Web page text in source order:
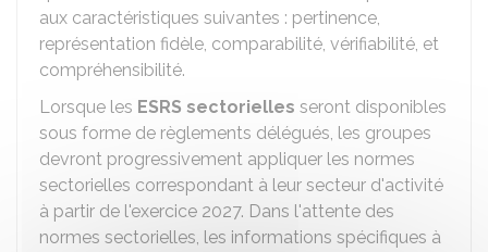
aux caractéristiques suivantes : pertinence,
représentation fidèle, comparabilité, vérifiabilité, et
compréhensibilité.
Lorsque les ESRS sectorielles seront disponibles
sous forme de règlements délégués, les groupes
devront progressivement appliquer les normes
sectorielles correspondant à leur secteur d'activité
à partir de l'exercice 2027. Dans l'attente des
normes sectorielles, les informations spécifiques à